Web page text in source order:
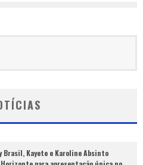
Brasil, Kayete e Karoline Absinto